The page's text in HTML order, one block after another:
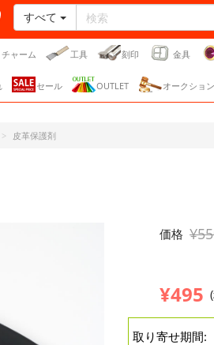
すべて
チャーム 工具 刻印 金具
セール OUTLET オークション
皮革保護剤
価格
¥495
取り寄せ期間: